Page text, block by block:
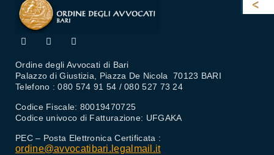
Consiglio
dell’Ordine
Ordine degli Avvocati di Bari
Palazzo di Giustizia, Piazza De Nicola 70123 BARI
Telefono : 080 574 91 54 / 080 527 73 24
Codice Fiscale: 80019470725
Codice univoco di Fatturazione: UFGAKA
PEC – Posta Elettronica Certificata :
ordine@avvocatibari.legalmail.it